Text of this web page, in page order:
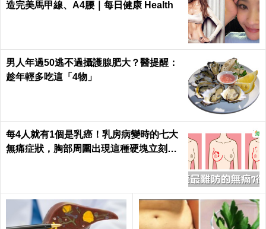
造完美馬甲線、A4腰｜每日健康 Health
男人年過50逃不過攝護腺肥大？醫提醒：
趁年輕多吃這「4物」
每4人就有1個是乳癌！乳房病變時的七大
無痛症狀，胸部周圍出現這種硬塊立刻就